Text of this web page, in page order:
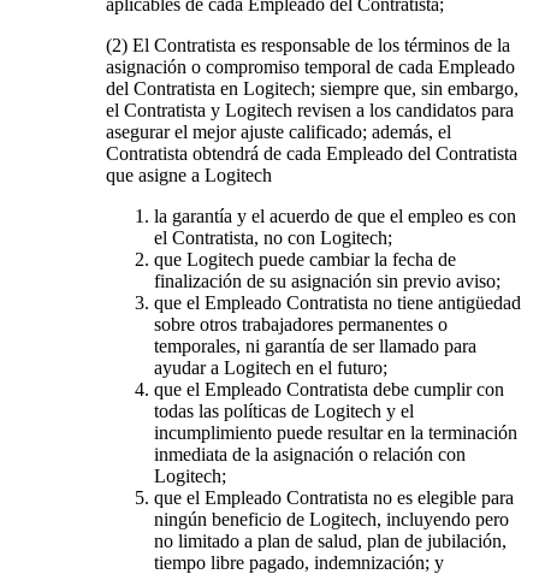
(2) El Contratista es responsable de los términos de la
asignación o compromiso temporal de cada Empleado
del Contratista en Logitech; siempre que, sin embargo,
el Contratista y Logitech revisen a los candidatos para
asegurar el mejor ajuste calificado; además, el
Contratista obtendrá de cada Empleado del Contratista
que asigne a Logitech
la garantía y el acuerdo de que el empleo es con
el Contratista, no con Logitech;
que Logitech puede cambiar la fecha de
finalización de su asignación sin previo aviso;
que el Empleado Contratista no tiene antigüedad
sobre otros trabajadores permanentes o
temporales, ni garantía de ser llamado para
ayudar a Logitech en el futuro;
que el Empleado Contratista debe cumplir con
todas las políticas de Logitech y el
incumplimiento puede resultar en la terminación
inmediata de la asignación o relación con
Logitech;
que el Empleado Contratista no es elegible para
ningún beneficio de Logitech, incluyendo pero
no limitado a plan de salud, plan de jubilación,
tiempo libre pagado, indemnización; y